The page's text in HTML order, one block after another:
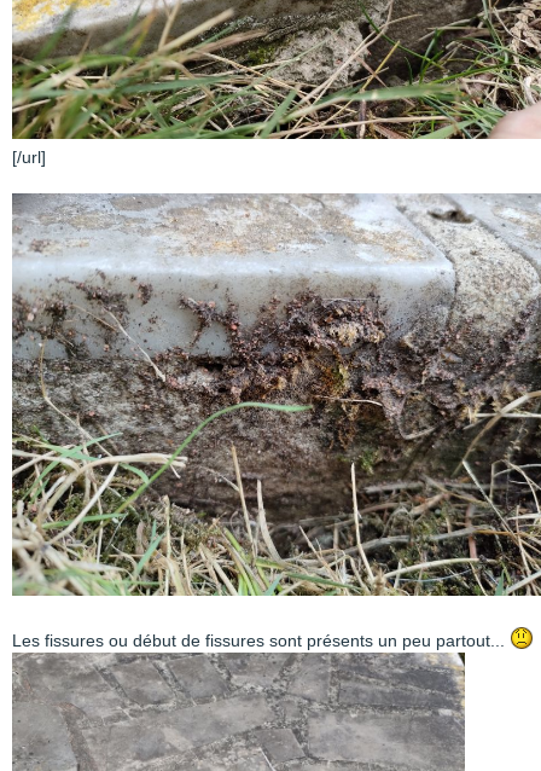
[/url]
Les fissures ou début de fissures sont présents un peu partout...